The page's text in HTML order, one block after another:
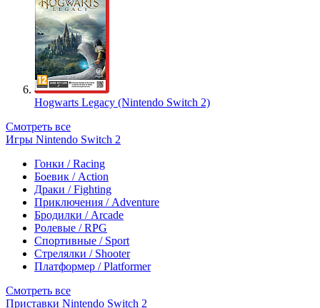
Hogwarts Legacy (Nintendo Switch 2)
Смотреть все
Игры Nintendo Switch 2
Гонки / Racing
Боевик / Action
Драки / Fighting
Приключения / Adventure
Бродилки / Arcade
Ролевые / RPG
Спортивные / Sport
Стрелялки / Shooter
Платформер / Platformer
Смотреть все
Приставки Nintendo Switch 2